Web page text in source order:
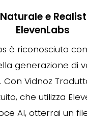
e
ElevenLabs
è riconosciuto
generazione di
Con Vidnoz
che utilizza
AI, otterrai un